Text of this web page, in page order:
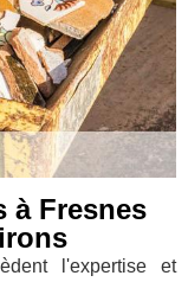
à Fresnes
l'expertise et